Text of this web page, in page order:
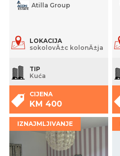
Atilla Group
LOKACIJA
sokolovÄ±c kolonÄ±ja
TIP
Kuća
CIJENA
KM 400
IZNAJMLJIVANJE